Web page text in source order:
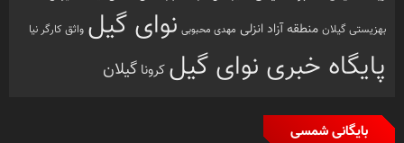
بهزیستی گیلان منطقه آزاد انزلی مهدی محبوبی نوای گیل واثق کارگر نیا
پایگاه خبری نوای گیل کرونا گیلان
بایگانی شمسی